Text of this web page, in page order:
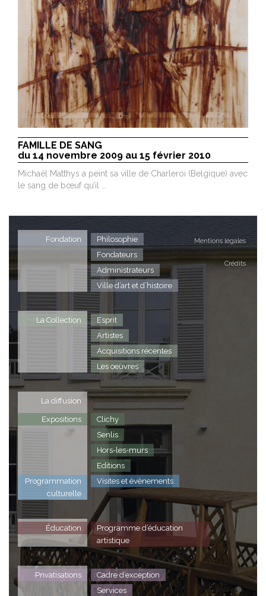
FAMILLE DE SANG
du 14 novembre 2009 au 15 février 2010
Michaël Matthys a peint sa ville de Charleroi (Belgique) avec
le sang de bœuf qu’il …
Mentions légales
Crédits
Fondation
Philosophie
Fondateurs
Administrateurs
Ville d’art et d’histoire
La Collection
Esprit
Artistes
Acquisitions récentes
Les oeuvres
La diffusion
Expositions
Clichy
Senlis
Hors-les-murs
Editions
Programmation
culturelle
Visites et évènements
Éducation
Programme d’éducation
artistique
Privatisations
Cadre d’exception
Services